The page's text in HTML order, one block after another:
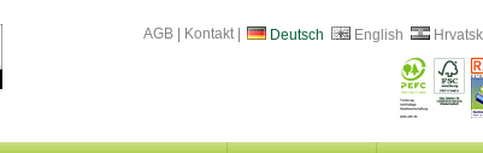
AGB| Kontakt| Deutsch English